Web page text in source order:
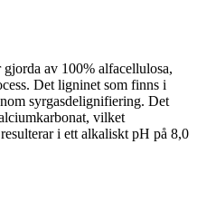
av 100% alfacellulosa,
Det ligninet som finns i
syrgasdelignifiering. Det
vilket
i ett alkaliskt pH på 8,0